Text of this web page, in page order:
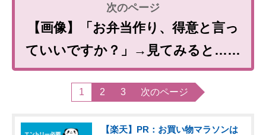
【画像】「お弁当作り、得意と言っ
ていいですか？」→見てみると……
1 2 3 次のページ
【楽天】PR：お買い物マラソンは